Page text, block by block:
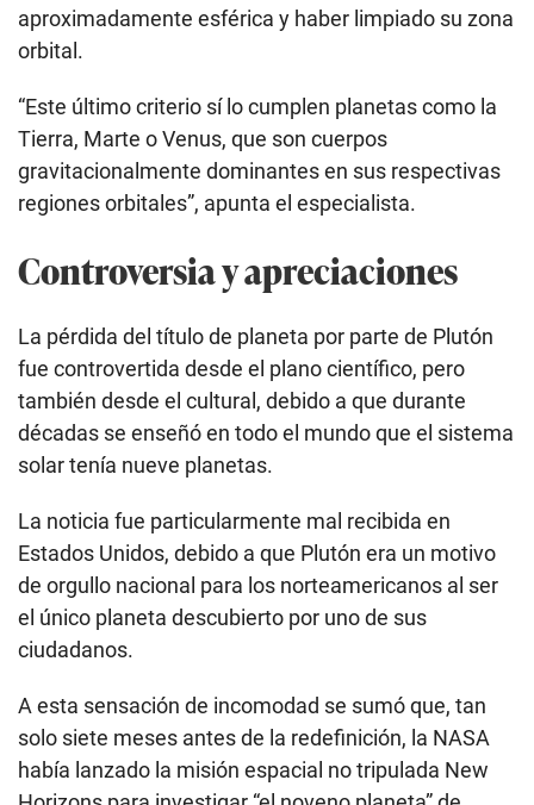
aproximadamente esférica y haber limpiado su zona
orbital.
“Este último criterio sí lo cumplen planetas como la
Tierra, Marte o Venus, que son cuerpos
gravitacionalmente dominantes en sus respectivas
regiones orbitales”, apunta el especialista.
Controversia y apreciaciones
La pérdida del título de planeta por parte de Plutón
fue controvertida desde el plano científico, pero
también desde el cultural, debido a que durante
décadas se enseñó en todo el mundo que el sistema
solar tenía nueve planetas.
La noticia fue particularmente mal recibida en
Estados Unidos, debido a que Plutón era un motivo
de orgullo nacional para los norteamericanos al ser
el único planeta descubierto por uno de sus
ciudadanos.
A esta sensación de incomodad se sumó que, tan
solo siete meses antes de la redefinición, la NASA
había lanzado la misión espacial no tripulada New